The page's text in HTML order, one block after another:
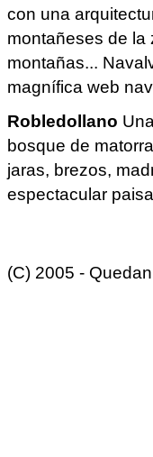
con una
montañeses de la
montañas...
magnífica web
Robledollano
bosque de
jaras, brezos,
espectacular
(C) 2005 -